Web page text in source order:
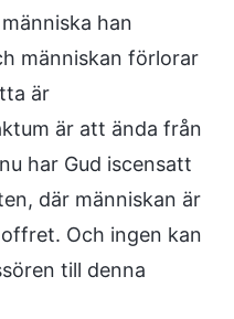
han
människan förlorar
är
är att ända från
har Gud iscensatt
där människan är
Och ingen kan
till denna